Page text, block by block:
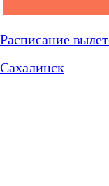
Расписание
Сахалинск